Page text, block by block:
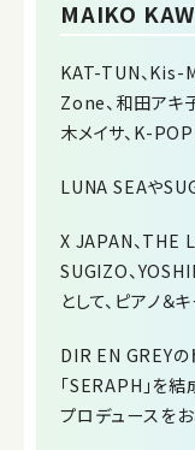
MAIKO
KAT-TUN、Kis-
Zone、和田アキ
木メイサ、K-
LUNA SEAや
X JAPAN、THE
SUGIZO、
として、ピアノ＆
DIR EN GREYの
「SERAPH」を
プロデュースをお